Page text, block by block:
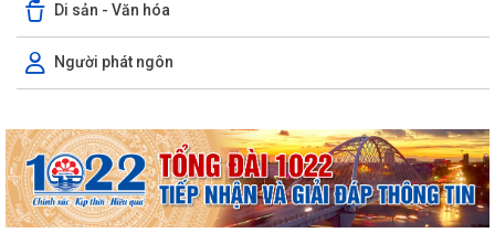
Di sản - Văn hóa
Người phát ngôn
nghị quyết quy định mức thu phí, lệ phí thuộc thẩm quyền của Hội đồng
nhân dân thành phố đối với...
XÃ AN LÃO TỔ CHỨC TẬP HUẤN TÍCH HỢP NỀN TẢNG MISA iGOV VÀ
ỨNG DỤNG TRÍ TUỆ NHÂN TẠO MISA ONE AI
HẢI PHÒNG QUYẾT TÂM THỰC HIỆN MỤC TIÊU TĂNG TRƯỞNG GRDP